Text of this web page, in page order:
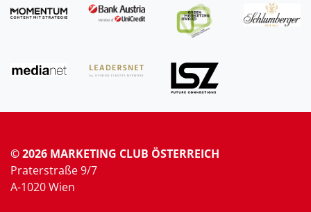
© 2026 MARKETING CLUB ÖSTERREICH
Praterstraße 9/7
A-1020 Wien